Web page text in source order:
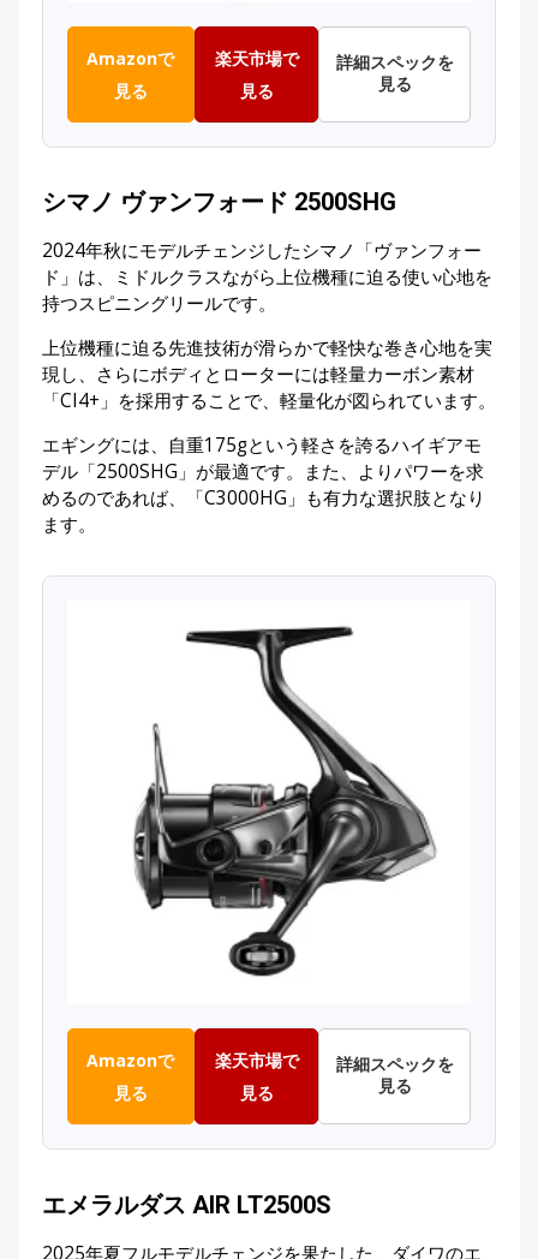
Amazonで
見る
楽天市場で
見る
詳細スペックを
見る
シマノ ヴァンフォード 2500SHG
2024年秋にモデルチェンジしたシマノ「ヴァンフォー
ド」は、ミドルクラスながら上位機種に迫る使い心地を
持つスピニングリールです。
上位機種に迫る先進技術が滑らかで軽快な巻き心地を実
現し、さらにボディとローターには軽量カーボン素材
「CI4+」を採用することで、軽量化が図られています。
エギングには、自重175gという軽さを誇るハイギアモ
デル「2500SHG」が最適です。また、よりパワーを求
めるのであれば、「C3000HG」も有力な選択肢となり
ます。
Amazonで
見る
楽天市場で
見る
詳細スペックを
見る
エメラルダス AIR LT2500S
2025年夏フルモデルチェンジを果たした、ダイワのエ